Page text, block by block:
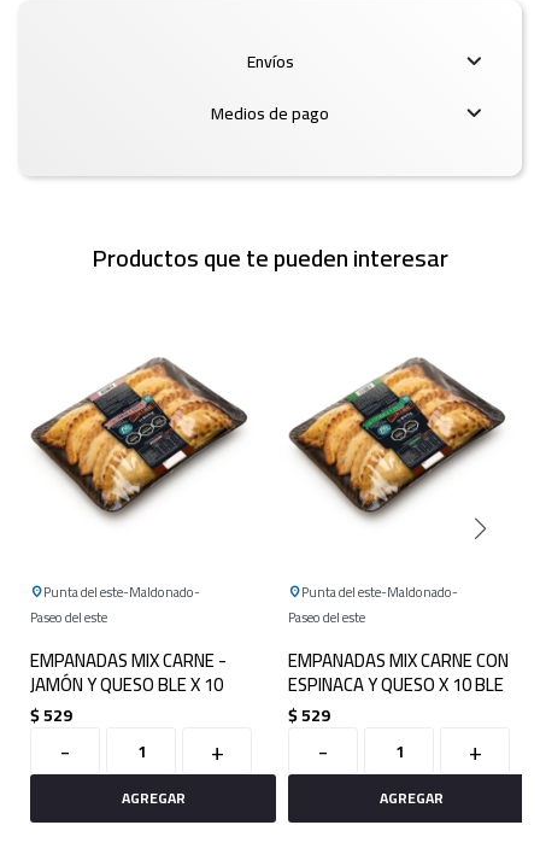
Envíos
Medios de pago
Productos que te pueden interesar
Punta del este Maldonado
Paseo del este
EMPANADAS MIX CARNE -
JAMÓN Y QUESO BLE X 10
$529
- +
Punta del este Maldonado
Paseo del este
EMPANADAS MIX CARNE CON
ESPINACA Y QUESO X 10 BLE
$529
- +